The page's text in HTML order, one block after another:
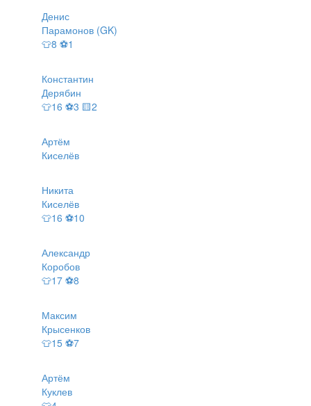
Денис
Парамонов (GK)
👕8 ⚽1
Константин
Дерябин
👕16 ⚽3 🟨2
Артём
Киселёв
Никита
Киселёв
👕16 ⚽10
Александр
Коробов
👕17 ⚽8
Максим
Крысенков
👕15 ⚽7
Артём
Куклев